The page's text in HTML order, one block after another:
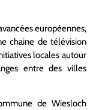
européennes,
chaine de télévision
locales autour
entre des villes
de Wiesloch